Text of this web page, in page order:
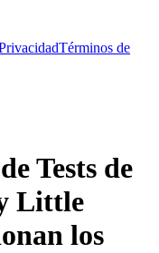
Términos de
Tests de
Little
los